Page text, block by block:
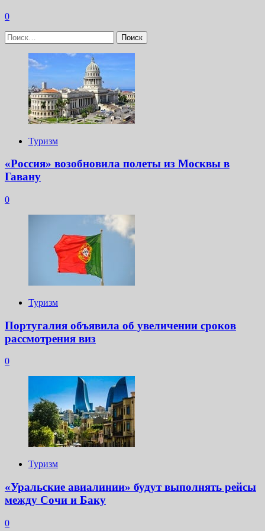
0
Найти:
Туризм
«Россия» возобновила полеты из Москвы в
Гавану
0
Туризм
Португалия объявила об увеличении сроков
рассмотрения виз
0
Туризм
«Уральские авиалинии» будут выполнять рейсы
между Сочи и Баку
0